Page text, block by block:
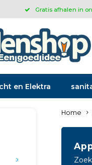
Gratis afhalen in
en Elektra
Home